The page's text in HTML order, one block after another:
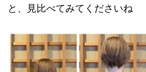
と、見比べてみてくださいね